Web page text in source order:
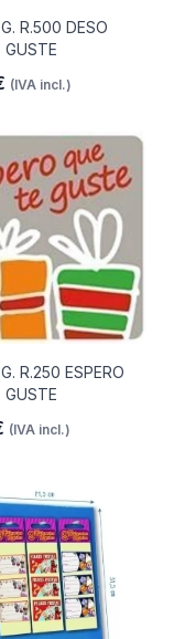
R.500 DESO
GUSTE
(IVA incl.)
R.250 ESPERO
GUSTE
(IVA incl.)